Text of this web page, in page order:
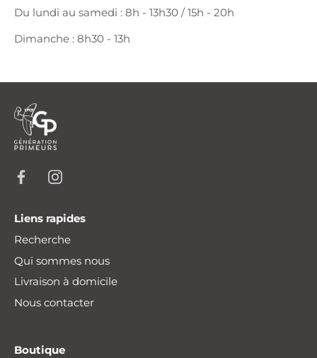
Du lundi au samedi : 8h - 13h30 / 15h - 20h
Dimanche : 8h30 - 13h
Liens rapides
Recherche
Qui sommes nous
Livraison à domicile
Nous contacter
Boutique